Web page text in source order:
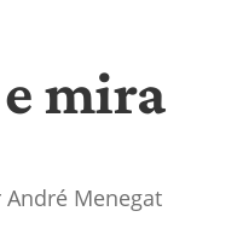
mira
Menegat